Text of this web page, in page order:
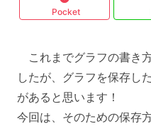
Pocket
これまでグラフの書き
したが、グラフを保存し
があると思います！
今回は、そのための保存